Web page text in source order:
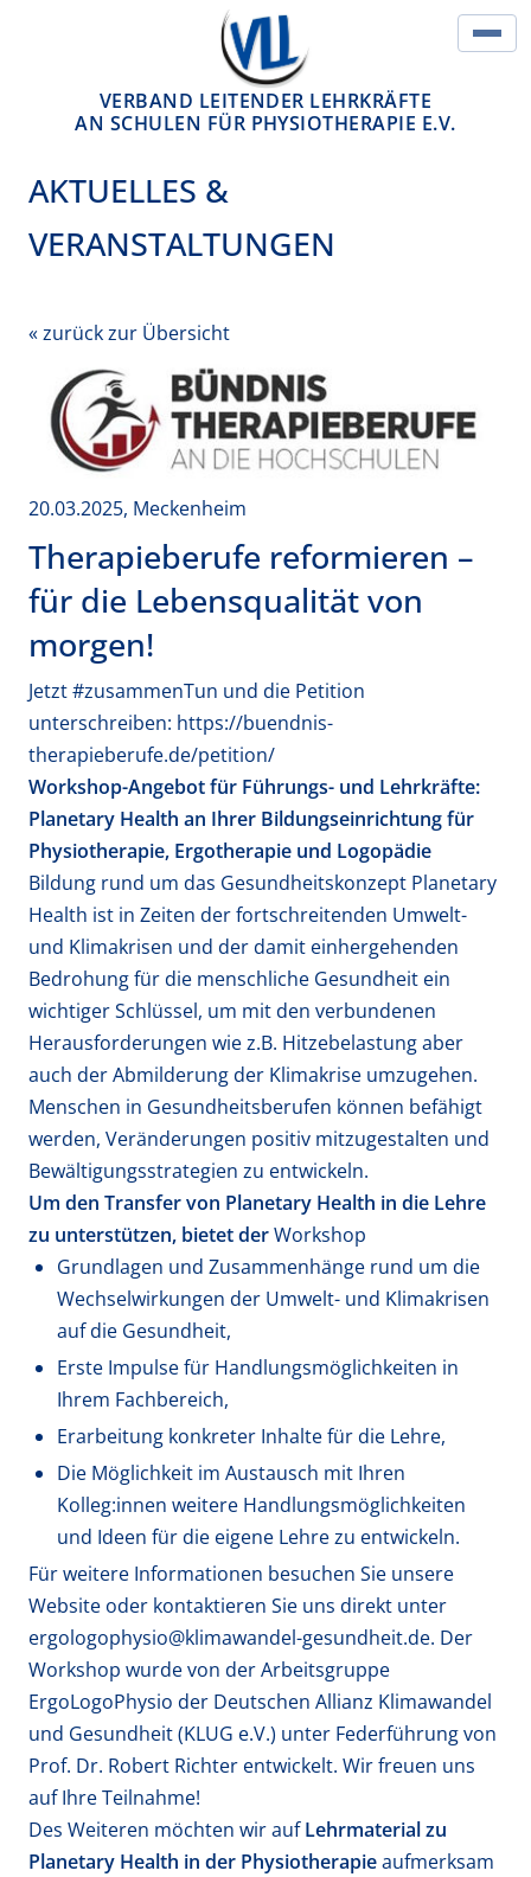
VERBAND LEITENDER LEHRKRÄFTE
AN SCHULEN FÜR PHYSIOTHERAPIE E.V.
AKTUELLES &
VERANSTALTUNGEN
« zurück zur Übersicht
20.03.2025, Meckenheim
Therapieberufe reformieren –
für die Lebensqualität von
morgen!
Jetzt #zusammenTun und die Petition
unterschreiben: https://buendnis-
therapieberufe.de/petition/
Workshop-Angebot für Führungs- und Lehrkräfte:
Planetary Health an Ihrer Bildungseinrichtung für
Physiotherapie, Ergotherapie und Logopädie
Bildung rund um das Gesundheitskonzept Planetary
Health ist in Zeiten der fortschreitenden Umwelt-
und Klimakrisen und der damit einhergehenden
Bedrohung für die menschliche Gesundheit ein
wichtiger Schlüssel, um mit den verbundenen
Herausforderungen wie z.B. Hitzebelastung aber
auch der Abmilderung der Klimakrise umzugehen.
Menschen in Gesundheitsberufen können befähigt
werden, Veränderungen positiv mitzugestalten und
Bewältigungsstrategien zu entwickeln.
Um den Transfer von Planetary Health in die Lehre
zu unterstützen, bietet derWorkshop
Grundlagen und Zusammenhänge rund um die
Wechselwirkungen der Umwelt- und Klimakrisen
auf die Gesundheit,
Erste Impulse für Handlungsmöglichkeiten in
Ihrem Fachbereich,
Erarbeitung konkreter Inhalte für die Lehre,
Die Möglichkeit im Austausch mit Ihren
Kolleg:innen weitere Handlungsmöglichkeiten
und Ideen für die eigene Lehre zu entwickeln.
Für weitere Informationen besuchen Sie unsere
Website oder kontaktieren Sie uns direkt unter
ergologophysio@klimawandel-gesundheit.de. Der
Workshop wurde von der Arbeitsgruppe
ErgoLogoPhysio der Deutschen Allianz Klimawandel
und Gesundheit (KLUG e.V.) unter Federführung von
Prof. Dr. Robert Richter entwickelt. Wir freuen uns
auf Ihre Teilnahme!
Des Weiteren möchten wir aufLehrmaterial zu
Planetary Health in der Physiotherapieaufmerksam